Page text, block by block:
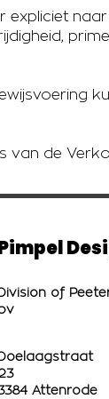
van de
Division of
bv
Doelaagstraat
Attenrode